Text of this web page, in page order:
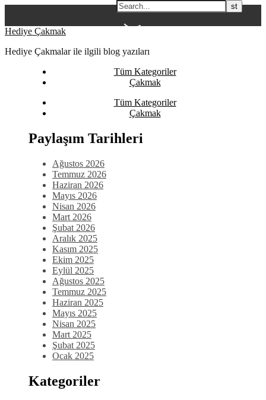
Skip
content
Hediye Çakmak
Hediye Çakmalar ile ilgili blog yazıları
Tüm Kategoriler
Çakmak
Tüm Kategoriler
Çakmak
Paylaşım Tarihleri
Ağustos 2026
Temmuz 2026
Haziran 2026
Mayıs 2026
Nisan 2026
Mart 2026
Şubat 2026
Aralık 2025
Kasım 2025
Ekim 2025
Eylül 2025
Ağustos 2025
Temmuz 2025
Haziran 2025
Mayıs 2025
Nisan 2025
Mart 2025
Şubat 2025
Ocak 2025
Kategoriler